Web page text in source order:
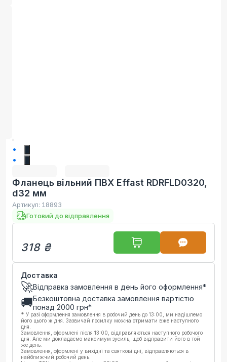
Фланець вільний ПВХ Effast RDRFLD0320,
d32 мм
Артикул: 18893
Готовий до відправлення
318 ₴
Доставка
🚀Відправка замовлення в день його оформлення*
🚚Безкоштовна доставка замовлення вартістю
понад 2000 грн*
* У разі оформлення замовлення в робочий день до 13:00, ми надішлемо
його цього ж дня. Зазвичай посилку можна отримати вже наступного
дня.
Замовлення, оформлені після 13:00, відправляються наступного робочого
дня. Але ми докладаємо максимум зусиль, щоб відправити його в той
же день.
Замовлення, оформлені у вихідні та святкові дні, відправляються в
найближчий робочий день.